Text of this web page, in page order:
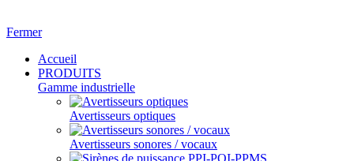
Fermer
Accueil
PRODUITS
Gamme industrielle
Avertisseurs optiques
Avertisseurs sonores / vocaux